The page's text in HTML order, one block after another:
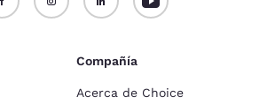
Compañía
Acerca de Choice